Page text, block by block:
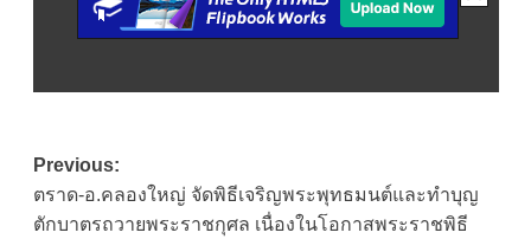
Post
navigation
Previous:
ตราด-อ.คลองใหญ่ จัดพิธีเจริญพระพุทธมนต์และทำบุญ
ตักบาตรถวายพระราชกุศล เนื่องในโอกาสพระราชพิธี